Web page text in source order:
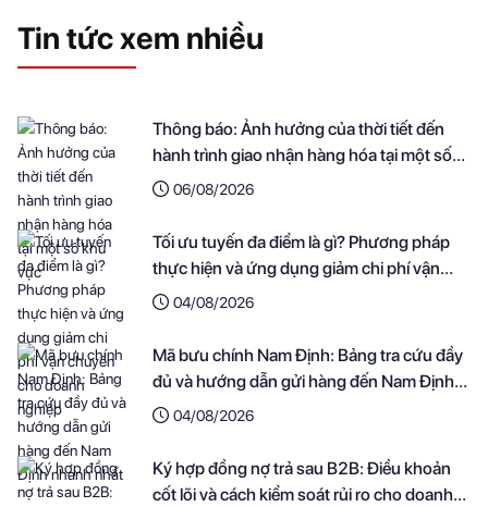
Tin tức xem nhiều
Thông báo: Ảnh hưởng của thời tiết đến
hành trình giao nhận hàng hóa tại một số
khu vực
06/08/2026
Tối ưu tuyến đa điểm là gì? Phương pháp
thực hiện và ứng dụng giảm chi phí vận
chuyển cho doanh nghiệp
04/08/2026
Mã bưu chính Nam Định: Bảng tra cứu đầy
đủ và hướng dẫn gửi hàng đến Nam Định
nhanh nhất
04/08/2026
Ký hợp đồng nợ trả sau B2B: Điều khoản
cốt lõi và cách kiểm soát rủi ro cho doanh